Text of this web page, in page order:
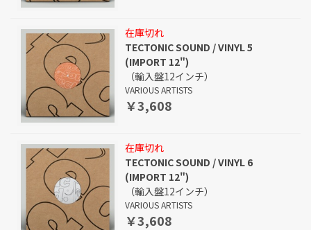
在庫切れ
TECTONIC SOUND / VINYL 5
(IMPORT 12")
（輸入盤12インチ）
VARIOUS ARTISTS
￥3,608
在庫切れ
TECTONIC SOUND / VINYL 6
(IMPORT 12")
（輸入盤12インチ）
VARIOUS ARTISTS
￥3,608